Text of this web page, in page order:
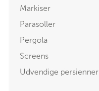
Markiser
Parasoller
Pergola
Screens
Udvendige persienner